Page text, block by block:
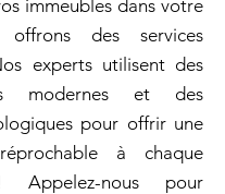
immeubles dans votre
des services
experts utilisent des
modernes et des
pour offrir une
à chaque
Appelez-nous pour